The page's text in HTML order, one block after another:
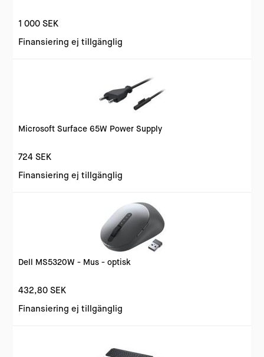
1 000 SEK
Finansiering ej tillgänglig
Microsoft Surface 65W Power Supply
724 SEK
Finansiering ej tillgänglig
Dell MS5320W - Mus - optisk
432,80 SEK
Finansiering ej tillgänglig